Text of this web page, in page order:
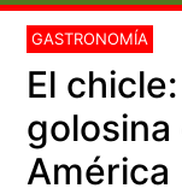
GASTRONOMÍA
El
golosina
América